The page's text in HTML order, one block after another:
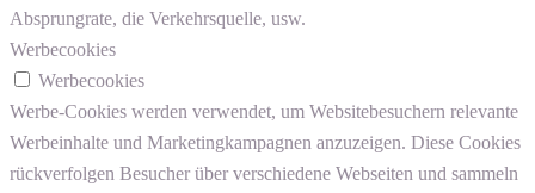
Absprungrate, die Verkehrsquelle, usw.
Werbecookies
Werbecookies
Werbe-Cookies werden verwendet, um Websitebesuchern relevante
Werbeinhalte und Marketingkampagnen anzuzeigen. Diese Cookies
rückverfolgen Besucher über verschiedene Webseiten und sammeln